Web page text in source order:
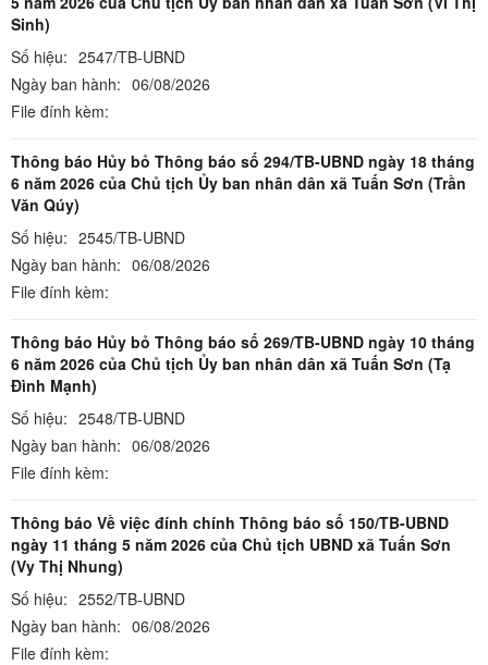
Sinh)
Số hiệu: 2547/TB-UBND
Ngày ban hành: 06/08/2026
File đính kèm:
Thông báo Hủy bỏ Thông báo số 294/TB-UBND ngày 18 tháng
6 năm 2026 của Chủ tịch Ủy ban nhân dân xã Tuấn Sơn (Trần
Văn Qúy)
Số hiệu: 2545/TB-UBND
Ngày ban hành: 06/08/2026
File đính kèm:
Thông báo Hủy bỏ Thông báo số 269/TB-UBND ngày 10 tháng
6 năm 2026 của Chủ tịch Ủy ban nhân dân xã Tuấn Sơn (Tạ
Đình Mạnh)
Số hiệu: 2548/TB-UBND
Ngày ban hành: 06/08/2026
File đính kèm:
Thông báo Về việc đính chính Thông báo số 150/TB-UBND
ngày 11 tháng 5 năm 2026 của Chủ tịch UBND xã Tuấn Sơn
(Vy Thị Nhung)
Số hiệu: 2552/TB-UBND
Ngày ban hành: 06/08/2026
File đính kèm: